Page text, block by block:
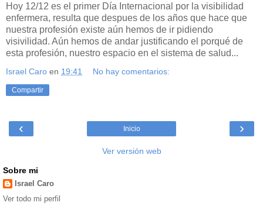
Hoy 12/12 es el primer Día Internacional por la visibilidad
enfermera, resulta que despues de los años que hace que
nuestra profesión existe aún hemos de ir pidiendo
visivilidad. Aún hemos de andar justificando el porqué de
esta profesión, nuestro espacio en el sistema de salud...
Israel Caro en 19:41 No hay comentarios:
Compartir
‹ ›
Inicio
Ver versión web
Sobre mi
Israel Caro
Ver todo mi perfil